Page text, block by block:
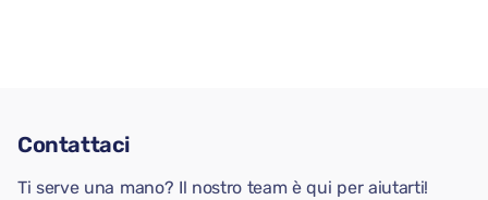
Contattaci
Ti serve una mano? Il nostro team è qui per aiutarti!